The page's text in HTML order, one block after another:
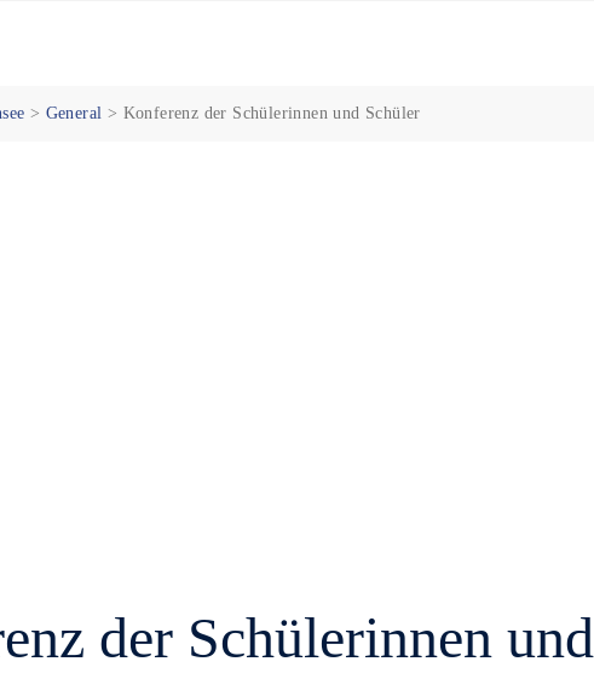
> General > Konferenz der Schülerinnen und Schüler
der Schülerinnen und